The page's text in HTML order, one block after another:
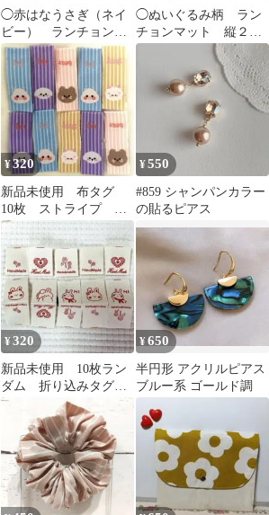
◯赤はなうさぎ（ネイ
ビー） ランチョンマ
ット 縦２５×横３５
幼稚園 入園準備
◯ぬいぐるみ柄 ラン
チョンマット 縦２５×
横３５ 幼稚園 入園
¥320
新品未使用 布タグ
10枚 ストライプ ア
ニマルフェイス パス
テル
¥550
#859 シャンパンカラー
の貼るピアス
¥320
新品未使用 10枚ラン
ダム 折り込みタグ
布タグ 白地に赤うさ
¥650
半円形 アクリルピアス
ブルー系 ゴールド調